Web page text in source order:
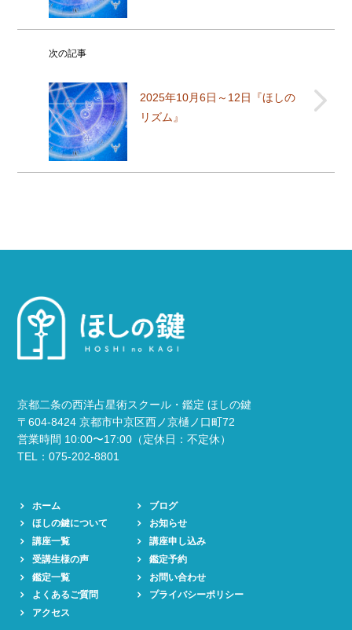
次の記事
2025年10月6日～12日『ほしの
リズム』
京都二条の西洋占星術スクール・鑑定 ほしの鍵
〒604-8424 京都市中京区西ノ京樋ノ口町72
営業時間 10:00〜17:00（定休日：不定休）
TEL：075-202-8801
ホーム
ほしの鍵について
講座一覧
受講生様の声
鑑定一覧
よくあるご質問
アクセス
ブログ
お知らせ
講座申し込み
鑑定予約
お問い合わせ
プライバシーポリシー